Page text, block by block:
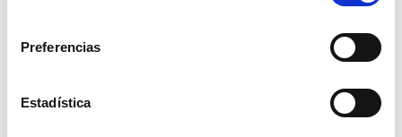
Preferencias
Estadística
imprescindible en la investigación básica y la
publicación científica.
Como he dicho, los Centros Tecnológicos son
los socios preferidos por las empresas en sus